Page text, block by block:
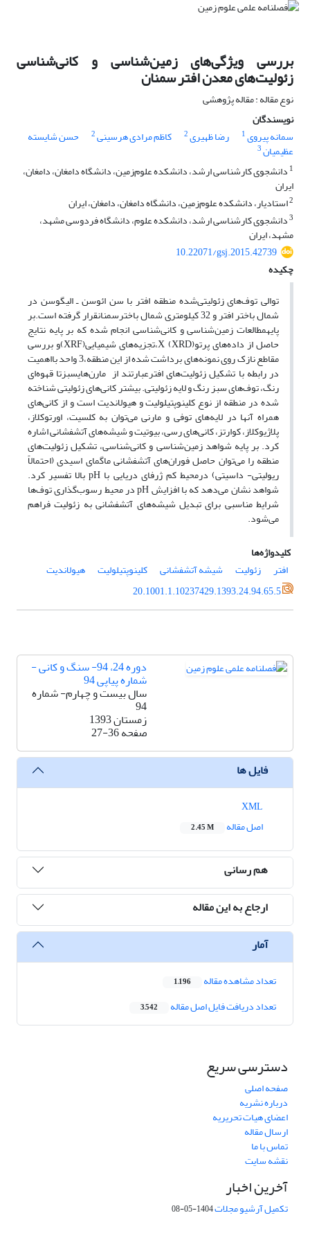
بررسی ویژگی‌های زمین‌شناسی و کانی‌شناسی
زئولیت‌های معدن افتر سمنان
نوع مقاله : مقاله پژوهشی
نویسندگان
سمانه پیروی1 رضا ظهیری2 کاظم مرادی هرسینی2 حسن شایسته
عظیمیان3
1 دانشجوی کارشناسی ارشد، دانشکده علوم‌زمین، دانشگاه دامغان، دامغان،
ایران
2استادیار، دانشکده علوم‌زمین، دانشگاه دامغان، دامغان، ایران
3دانشجوی کارشناسی ارشد، دانشکده علوم، دانشگاه فردوسی مشهد،
مشهد، ایران
10.22071/gsj.2015.42739
چکیده
توالی توف‌های زئولیتی‌شده منطقه افتر با سن ائوسن ـ الیگوسن در
شمال باختر افتر و 32 کیلومتری شمال باخترسمنانقرار گرفته است.بر
پایهمطالعات زمین‌شناسی و کانی‌شناسی انجام شده که بر پایه نتایج
حاصل از داده‌های پرتوX (XRD)،تجزیه‌های شیمیایی(XRF)و بررسی
مقاطع نازک روی نمونه‌های برداشت شده از این منطقه،3 واحد بااهمیت
در رابطه با تشکیل زئولیت‌های افترعبارتند از مارن‌هایسبزتا قهوه‌ای
رنگ، توف‌های سبز رنگ و لایه زئولیتی. بیشتر کانی‌های زئولیتی شناخته
شده در منطقه از نوع کلینوپتیلولیت و هیولاندیت است و از کانی‌های
همراه آنها در لایه‌های توفی و مارنی می‌توان به کلسیت، اورتوکلاز،
پلاژیوکلاز، کوارتز، کانی‌های رسی، بیوتیت و شیشه‌های آتشفشانی اشاره
کرد. بر پایه شواهد زمین‌شناسی و کانی‌شناسی، تشکیل زئولیت‌های
منطقه را می‌توان حاصل فوران‌های آتشفشانی ماگمای اسیدی (احتمالاً
ریولیتی- داسیتی) درمحیط کم ژرفای دریایی با pH بالا تفسیر کرد.
شواهد نشان می‌دهد که با افزایش pH در محیط رسوب‌گذاری توف‌ها
شرایط مناسبی برای تبدیل شیشه‌های آتشفشانی به زئولیت فراهم
می‌شود.
کلیدواژه‌ها
افتر
زئولیت شیشه آتشفشانی کلینوپتیلولیت
هیولاندیت
20.1001.1.10237429.1393.24.94.65.5
دوره 24، 94- سنگ و کانی -
شماره پیاپی 94
سال بیست و چهارم- شماره
94
زمستان 1393
صفحه27-36
فایل ها
اصل مقاله
2.45 M
هم رسانی
ارجاع به این مقاله
آمار
تعداد مشاهده مقاله 1,196
تعداد دریافت فایل اصل مقاله 3,542
دسترسی سریع
صفحه اصلی
درباره نشریه
اعضای هیات تحریریه
ارسال مقاله
تماس با ما
نقشه سایت
آخرین اخبار
تکمیل آرشیو مجلات1404-05-08